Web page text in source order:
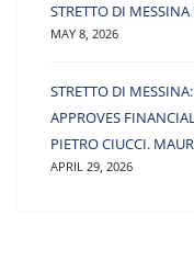
STRETTO DI
MAY 8, 2026
STRETTO DI
APPROVES
PIETRO CIUCCI.
APRIL 29, 2026